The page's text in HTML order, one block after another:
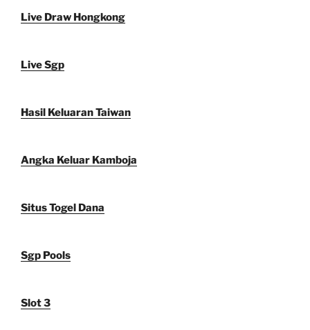
Live Draw Hongkong
Live Sgp
Hasil Keluaran Taiwan
Angka Keluar Kamboja
Situs Togel Dana
Sgp Pools
Slot 3